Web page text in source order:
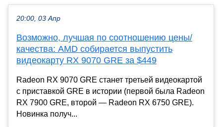
20:00, 03 Апр
Возможно, лучшая по соотношению цены/
качества: AMD собирается выпустить
видеокарту RX 9070 GRE за $449
Radeon RX 9070 GRE станет третьей видеокартой
с приставкой GRE в истории (первой была Radeon
RX 7900 GRE, второй — Radeon RX 6750 GRE).
Новинка получ...